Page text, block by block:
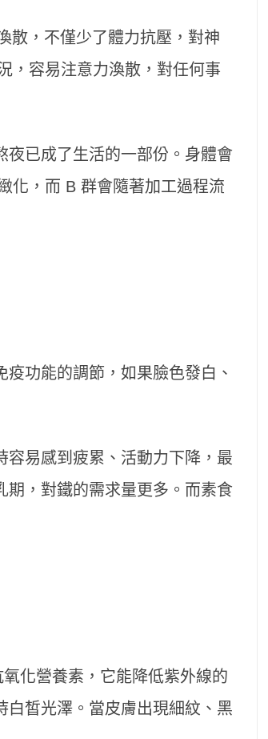
散，不僅少了體力抗壓，對神
，容易注意力渙散，對任何事
夜已成了生活的一部份。身體會
化，而 B 群會隨著加工過程流
功能的調節，如果臉色發白、
容易感到疲累、活動力下降，最
期，對鐵的需求量更多。而素食
化營養素，它能降低紫外線的
皙光澤。當皮膚出現細紋、黑